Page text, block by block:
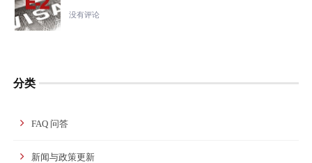
没有评论
分类
FAQ 问答
新闻与政策更新